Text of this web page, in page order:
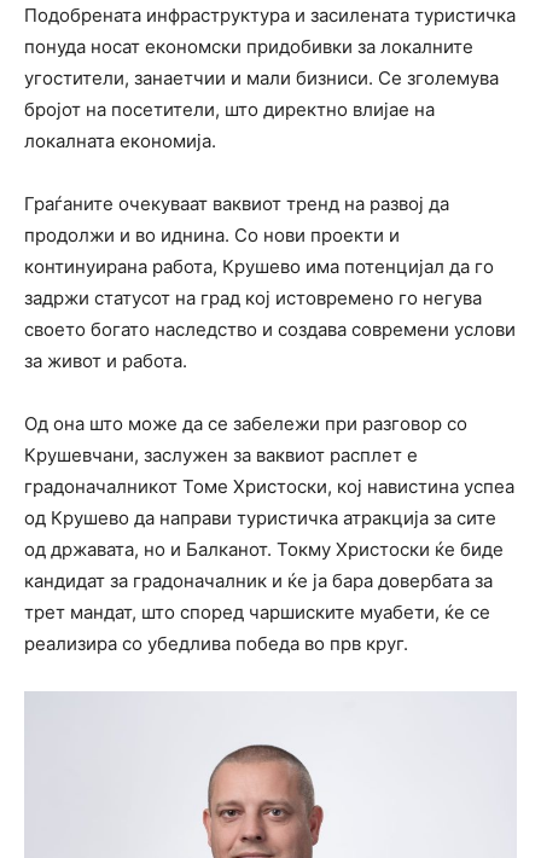
Подобрената инфраструктура и засилената туристичка
понуда носат економски придобивки за локалните
угостители, занаетчии и мали бизниси. Се зголемува
бројот на посетители, што директно влијае на
локалната економија.
Граѓаните очекуваат ваквиот тренд на развој да
продолжи и во иднина. Со нови проекти и
континуирана работа, Крушево има потенцијал да го
задржи статусот на град кој истовремено го негува
своето богато наследство и создава современи услови
за живот и работа.
Од она што може да се забележи при разговор со
Крушевчани, заслужен за ваквиот расплет е
градоначалникот Томе Христоски, кој навистина успеа
од Крушево да направи туристичка атракција за сите
од државата, но и Балканот. Токму Христоски ќе биде
кандидат за градоначалник и ќе ја бара довербата за
трет мандат, што според чаршиските муабети, ќе се
реализира со убедлива победа во прв круг.